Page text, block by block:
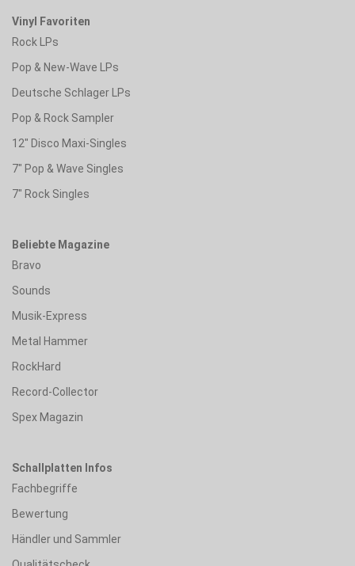
Vinyl Favoriten
Rock LPs
Pop & New-Wave LPs
Deutsche Schlager LPs
Pop & Rock Sampler
12" Disco Maxi-Singles
7" Pop & Wave Singles
7" Rock Singles
Beliebte Magazine
Bravo
Sounds
Musik-Express
Metal Hammer
RockHard
Record-Collector
Spex Magazin
Schallplatten Infos
Fachbegriffe
Bewertung
Händler und Sammler